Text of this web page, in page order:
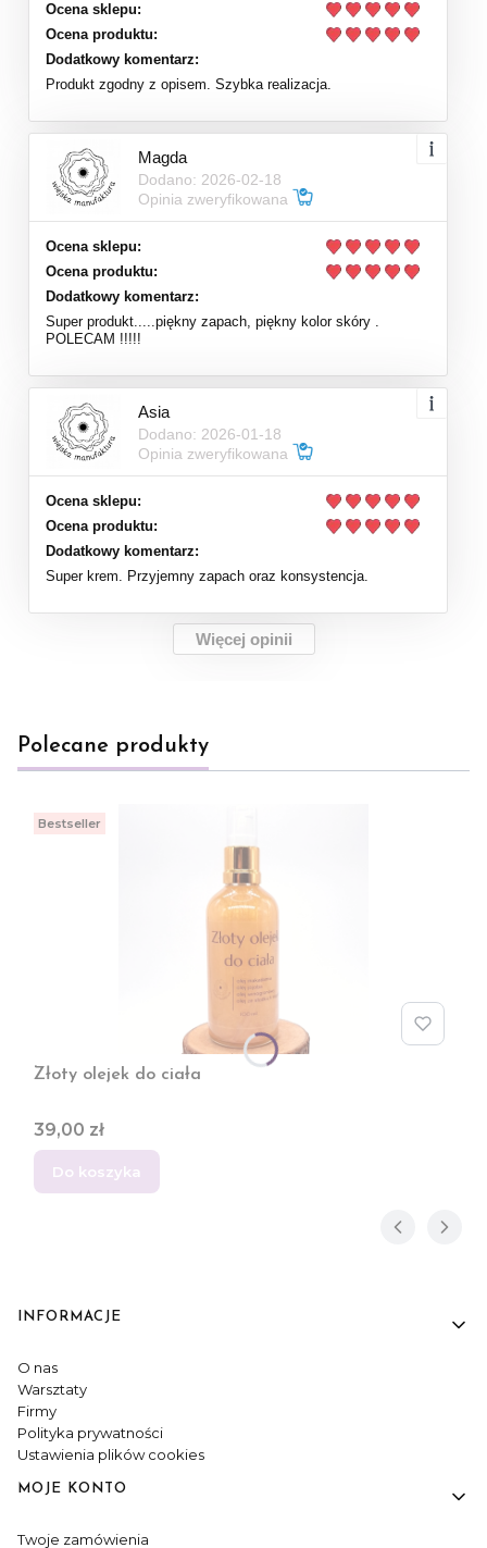
Ocena sklepu:
Ocena produktu:
Dodatkowy komentarz:
Produkt zgodny z opisem. Szybka realizacja.
Magda
Dodano: 2026-02-18
Opinia zweryfikowana
Ocena sklepu:
Ocena produktu:
Dodatkowy komentarz:
Super produkt.....piękny zapach, piękny kolor skóry .
POLECAM !!!!!
Asia
Dodano: 2026-01-18
Opinia zweryfikowana
Ocena sklepu:
Ocena produktu:
Dodatkowy komentarz:
Super krem. Przyjemny zapach oraz konsystencja.
Więcej opinii
Polecane produkty
Bestseller
Złoty olejek do ciała
Cena
39,00 zł
Do koszyka
Linki w stopce
INFORMACJE
O nas
Warsztaty
Firmy
Polityka prywatności
Ustawienia plików cookies
MOJE KONTO
Twoje zamówienia